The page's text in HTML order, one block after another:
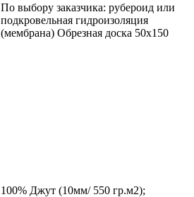
По выбору заказчика: рубероид или
подкровельная гидроизоляция
(мембрана) Обрезная доска 50х150
100% Джут (10мм/ 550 гр.м2);